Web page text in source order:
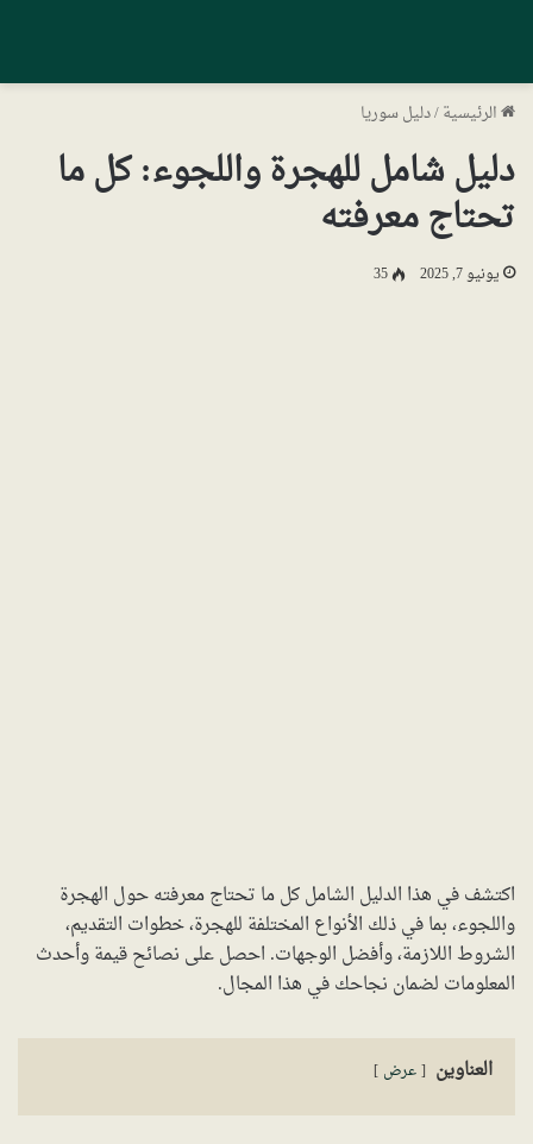
الرئيسية/دليل سوريا
دليل شامل للهجرة واللجوء: كل ما
تحتاج معرفته
يونيو 7, 2025 35
اكتشف في هذا الدليل الشامل كل ما تحتاج معرفته حول الهجرة
واللجوء، بما في ذلك الأنواع المختلفة للهجرة، خطوات التقديم،
الشروط اللازمة، وأفضل الوجهات. احصل على نصائح قيمة وأحدث
المعلومات لضمان نجاحك في هذا المجال.
العناوين عرض